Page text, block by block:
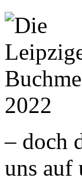
– doch
uns auf